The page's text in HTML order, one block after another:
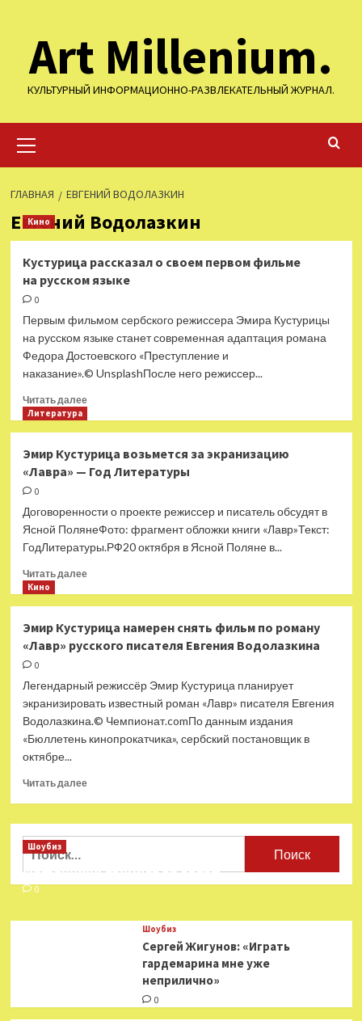
содержимому
Art Millenium.
КУЛЬТУРНЫЙ ИНФОРМАЦИОННО-РАЗВЛЕКАТЕЛЬНЫЙ ЖУРНАЛ.
меню
ГЛАВНАЯ ЕВГЕНИЙ ВОДОЛАЗКИН
Евгений Водолазкин
Кино
Кустурица рассказал о своем первом фильме
на русском языке
0
Первым фильмом сербского режиссера Эмира Кустурицы
на русском языке станет современная адаптация романа
Федора Достоевского «Преступление и
наказание».© UnsplashПосле него режиссер...
Читать далееПрочитать
рассказал
о своем
на русском
языке
Литература
Эмир Кустурица возьмется за экранизацию
«Лавра» — Год Литературы
0
Договоренности о проекте режиссер и писатель обсудят в
Ясной ПолянеФото: фрагмент обложки книги «Лавр»Текст:
ГодЛитературы.РФ20 октября в Ясной Поляне в...
Читать далееПрочитать
Кустурица
возьмется
экранизацию
«Лавра»
—
Год
Литературы
Кино
Эмир Кустурица намерен снять фильм по роману
«Лавр» русского писателя Евгения Водолазкина
0
Легендарный режиссёр Эмир Кустурица планирует
экранизировать известный роман «Лавр» писателя Евгения
Водолазкина.© Чемпионат.comПо данным издания
«Бюллетень кинопрокатчика», сербский постановщик в
октябре...
Читать далееПрочитать
Эмир
снять
фильм
«Лавр»
Водолазкина
Найти:
Шоубиз
Мошенники взялись за звезд
0
Шоубиз
Сергей Жигунов: «Играть
гардемарина мне уже
неприлично»
0